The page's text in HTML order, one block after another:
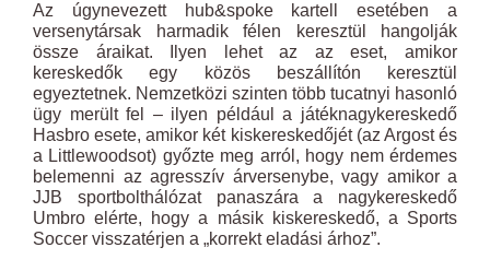
Az úgynevezett hub&spoke kartell esetében a
versenytársak harmadik félen keresztül hangolják
össze áraikat. Ilyen lehet az az eset, amikor
kereskedők egy közös beszállítón keresztül
egyeztetnek. Nemzetközi szinten több tucatnyi hasonló
ügy merült fel – ilyen például a játéknagykereskedő
Hasbro esete, amikor két kiskereskedőjét (az Argost és
a Littlewoodsot) győzte meg arról, hogy nem érdemes
belemenni az agresszív árversenybe, vagy amikor a
JJB sportbolthálózat panaszára a nagykereskedő
Umbro elérte, hogy a másik kiskereskedő, a Sports
Soccer visszatérjen a „korrekt eladási árhoz”.